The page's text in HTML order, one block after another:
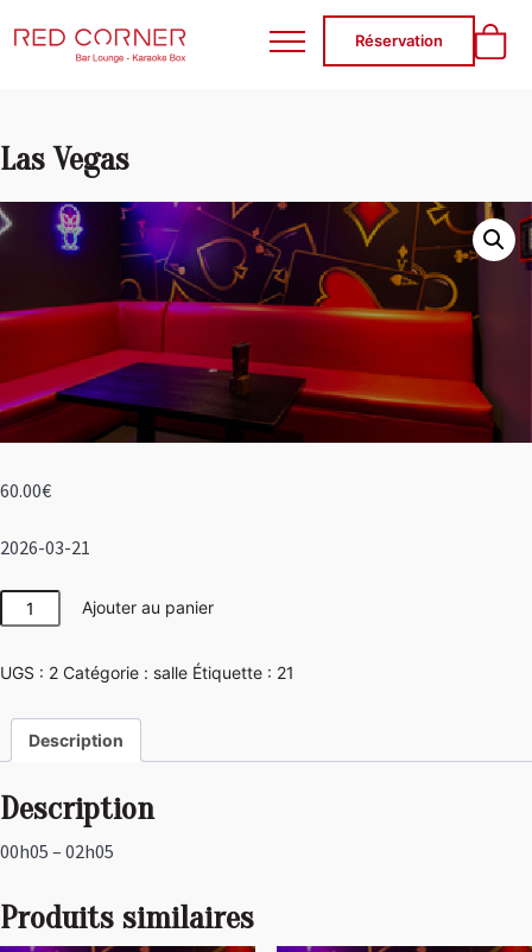
RED CORNER
Réservation
Las Vegas
60.00€
2026-03-21
quantité
de
Vegas
Ajouter au panier
UGS : 2 Catégorie : salle Étiquette : 21
Description
Description
00h05 – 02h05
Produits similaires